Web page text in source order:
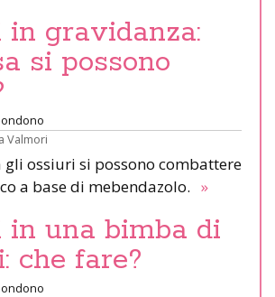
in gravidanza:
si possono
Valmori
gli ossiuri si possono combattere
a base di mebendazolo. »
in una bimba di
che fare?